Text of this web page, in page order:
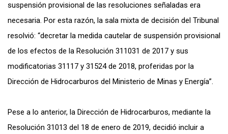
suspensión provisional de las resoluciones señaladas era
necesaria. Por esta razón, la sala mixta de decisión del Tribunal
resolvió: “decretar la medida cautelar de suspensión provisional
de los efectos de la Resolución 311031 de 2017 y sus
modificatorias 31117 y 31524 de 2018, proferidas por la
Dirección de Hidrocarburos del Ministerio de Minas y Energía”.
Pese a lo anterior, la Dirección de Hidrocarburos, mediante la
Resolución 31013 del 18 de enero de 2019, decidió incluir a